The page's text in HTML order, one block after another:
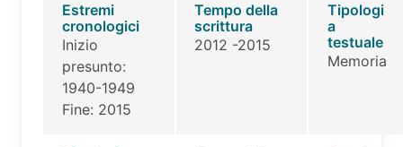
Estremi
cronologici
Inizio
presunto:
1940-1949
Fine: 2015
Tempo della
scrittura
2012 -2015
Tipologi
a
testuale
Memoria